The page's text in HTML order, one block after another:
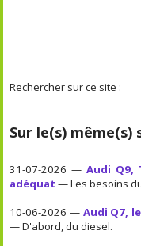
Rechercher sur ce site :
Sur le(s) même(s)
31-07-2026 —Audi Q9,
adéquat — Les besoins
10-06-2026 — Audi Q7,
— D'abord, du diesel.